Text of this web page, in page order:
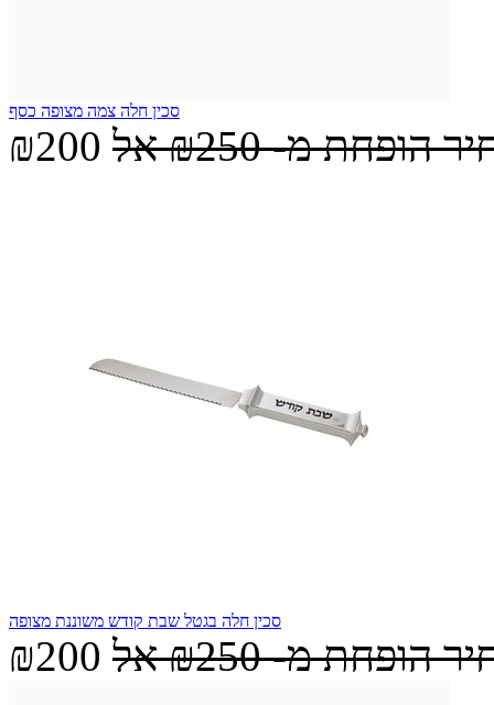
סכין חלה צמה מצופה כסף
₪200 הופחת מ-₪250 אל
סכין חלה בגטל שבת קודש משוננת מצופה
₪200 הופחת מ-₪250 אל